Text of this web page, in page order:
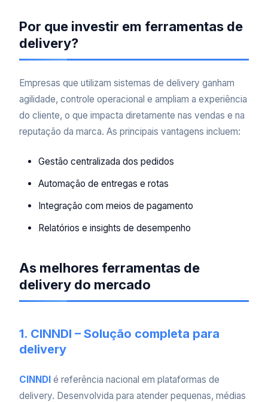
Por que investir em ferramentas de
delivery?
Empresas que utilizam sistemas de delivery ganham
agilidade, controle operacional e ampliam a experiência
do cliente, o que impacta diretamente nas vendas e na
reputação da marca. As principais vantagens incluem:
Gestão centralizada dos pedidos
Automação de entregas e rotas
Integração com meios de pagamento
Relatórios e insights de desempenho
As melhores ferramentas de
delivery do mercado
1. CINNDI – Solução completa para
delivery
CINNDI é referência nacional em plataformas de
delivery. Desenvolvida para atender pequenas, médias